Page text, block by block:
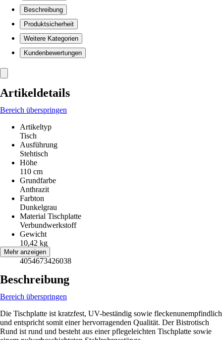
Beschreibung
Produktsicherheit
Weitere Kategorien
Kundenbewertungen
Artikeldetails
Bereich überspringen
Artikeltyp
Tisch
Ausführung
Stehtisch
Höhe
110 cm
Grundfarbe
Anthrazit
Farbton
Dunkelgrau
Material Tischplatte
Verbundwerkstoff
Gewicht
10,42 kg
EAN
4054673426038
Mehr anzeigen
Beschreibung
Bereich überspringen
Die Tischplatte ist kratzfest, UV-beständig sowie fleckenunempfindlich
und entspricht somit einer hervorragenden Qualität. Der Bistrotisch
Rund ist rund und besteht aus einer pflegeleichten Tischplatte sowie